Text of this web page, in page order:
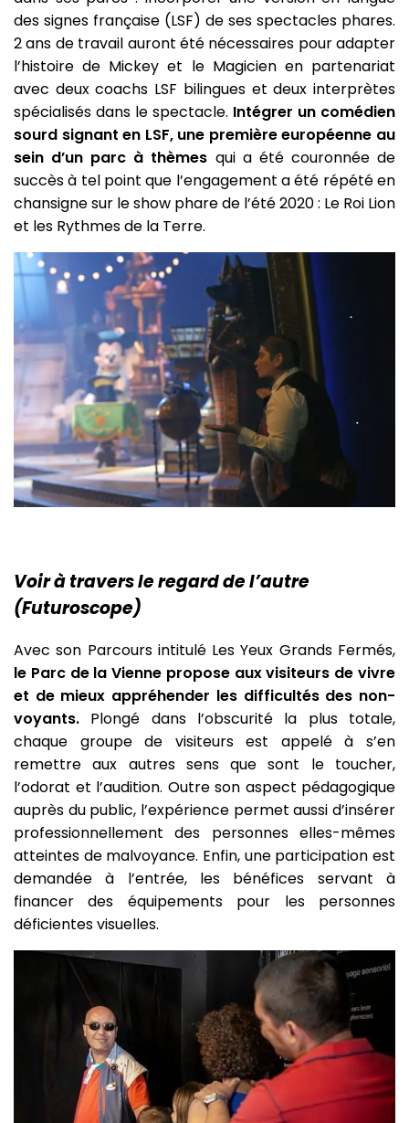
des signes française (LSF) de ses spectacles phares.
2 ans de travail auront été nécessaires pour adapter
l’histoire de Mickey et le Magicien en partenariat
avec deux coachs LSF bilingues et deux interprètes
spécialisés dans le spectacle. Intégrer un comédien
sourd signant en LSF, une première européenne au
sein d’un parc à thèmes qui a été couronnée de
succès à tel point que l’engagement a été répété en
chansigne sur le show phare de l’été 2020 : Le Roi Lion
et les Rythmes de la Terre.
Voir à travers le regard de l’autre
(Futuroscope)
Avec son Parcours intitulé Les Yeux Grands Fermés,
le Parc de la Vienne propose aux visiteurs de vivre
et de mieux appréhender les difficultés des non-
voyants. Plongé dans l’obscurité la plus totale,
chaque groupe de visiteurs est appelé à s’en
remettre aux autres sens que sont le toucher,
l’odorat et l’audition. Outre son aspect pédagogique
auprès du public, l’expérience permet aussi d’insérer
professionnellement des personnes elles-mêmes
atteintes de malvoyance. Enfin, une participation est
demandée à l’entrée, les bénéfices servant à
financer des équipements pour les personnes
déficientes visuelles.